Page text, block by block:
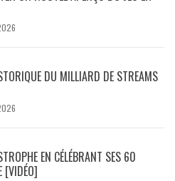
DU MILLIARD DE STREAMS
EN CÉLÉBRANT SES 60
[VIDÉO]